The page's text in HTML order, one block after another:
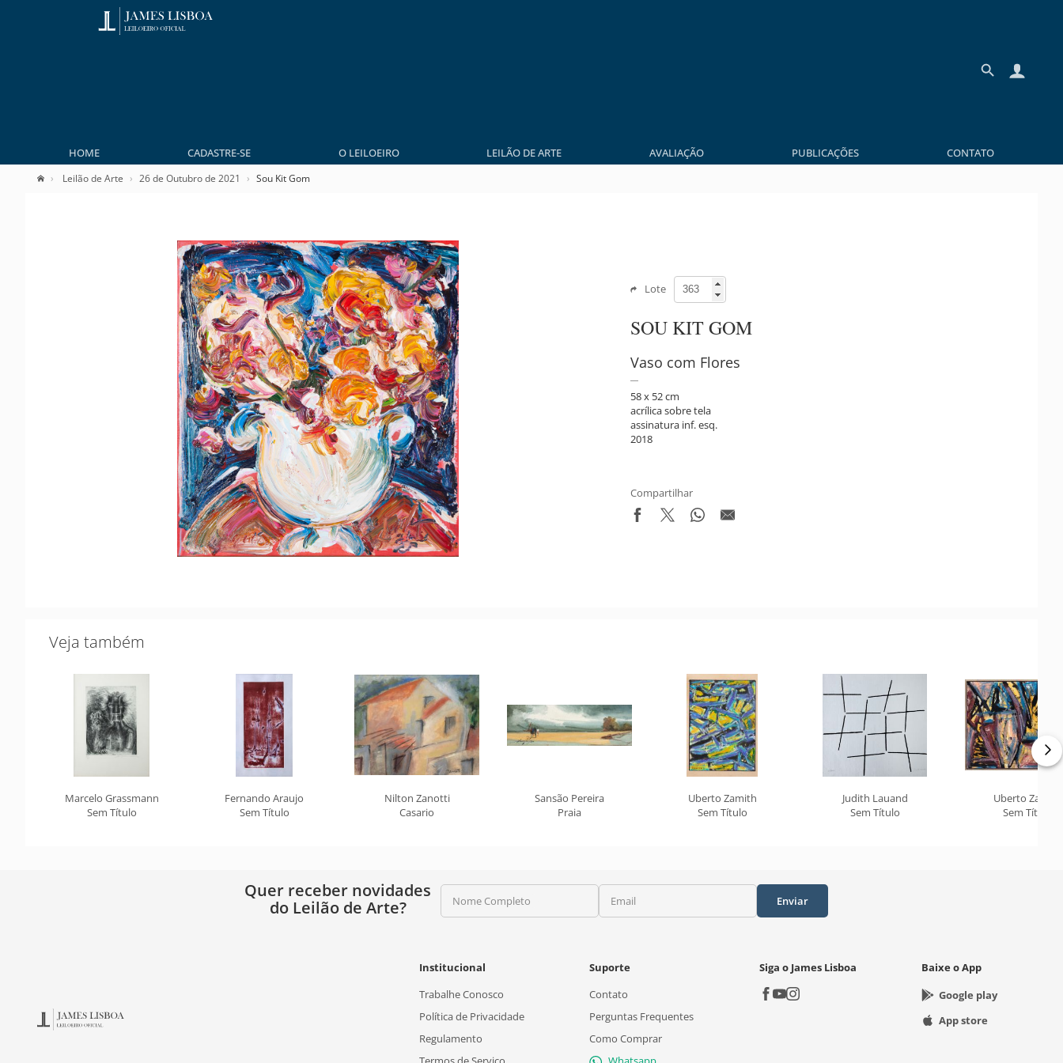
HOME CADASTRE-SE O LEILOEIRO LEILÃO DE ARTE AVALIAÇÃO PUBLICAÇÕES CONTATO
Leilão de Arte 26 de Outubro de 2021 Sou Kit Gom
Lote
SOU KIT GOM
Vaso com Flores
58 x 52 cm
acrílica sobre tela
assinatura inf. esq.
2018
Compartilhar
Veja também
Marcelo Grassmann
Sem Título
Fernando Araujo
Sem Título
Nilton Zanotti
Casario
Sansão Pereira
Praia
Uberto Zamith
Sem Título
Judith Lauand
Sem Título
Uberto Zamith
Sem Título
Quer receber novidades
do Leilão de Arte?
Nome Completo Email Enviar
Institucional
Trabalhe Conosco
Política de Privacidade
Regulamento
Suporte
Contato
Perguntas Frequentes
Como Comprar
Siga o James Lisboa
Baixe o App
Google play
App store